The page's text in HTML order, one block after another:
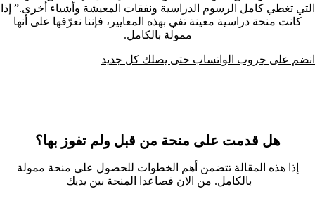
التي تغطي كامل الرسوم الدراسية ونفقات المعيشة وأشياء أخرى.” إذا
كانت منحة دراسية معينة تفي بهذه المعايير، فإننا نعرّفها على أنها
ممولة بالكامل.
انضم على جروب الواتساب حتى يصلك كل جديد
هل قدمت على منحة من قبل ولم تفوز بها؟
إذا هذه المقالة تتضمن أهم الخطوات للحصول على منحة ممولة
بالكامل. من الان فصاعدا المنحة بين يديك